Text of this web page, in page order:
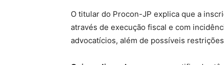
O titular do Procon-JP explica que a
através de execução fiscal e com
advocatícios, além de possíveis